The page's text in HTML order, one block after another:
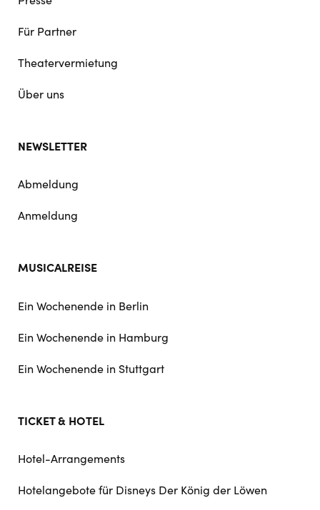
Für Partner
Theatervermietung
Über uns
NEWSLETTER
Abmeldung
Anmeldung
MUSICALREISE
Ein Wochenende in Berlin
Ein Wochenende in Hamburg
Ein Wochenende in Stuttgart
TICKET & HOTEL
Hotel-Arrangements
Hotelangebote für Disneys Der König der Löwen